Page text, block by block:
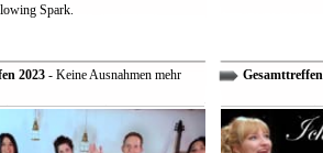
Spark.
2023- Keine Ausnahmen mehr